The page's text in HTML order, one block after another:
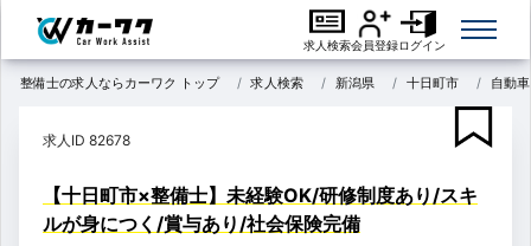
求人検索会員登録ログイン
整備士の求人ならカーワク トップ 求人検索 新潟県 十日町市 自動
求人ID 82678
【十日町市×整備士】未経験OK/研修制度あり/スキ
ルが身につく/賞与あり/社会保険完備